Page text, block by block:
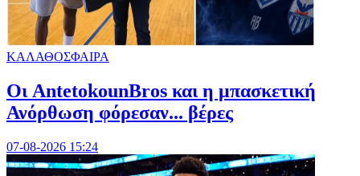
ΚΑΛΑΘΟΣΦΑΙΡΑ
Oι AntetokounBros και η μπασκετική
Ανόρθωση φόρεσαν... βέρες
07-08-2026 15:24